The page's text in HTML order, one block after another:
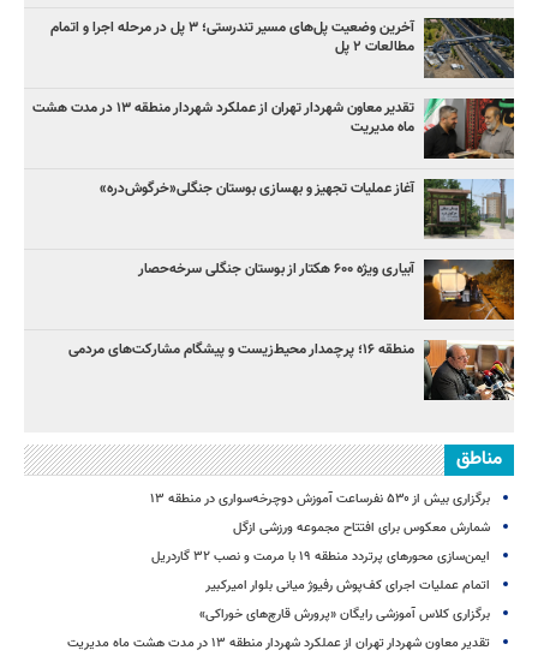
آخرین وضعیت پل‌های مسیر تندرستی؛ ۳ پل در مرحله اجرا و اتمام
مطالعات ۲ پل
تقدیر معاون شهردار تهران از عملکرد شهردار منطقه ۱۳ در مدت هشت
ماه مدیریت
آغاز عملیات تجهیز و بهسازی بوستان جنگلی«خرگوش‌دره»
آبیاری ویژه ۶۰۰ هکتار از بوستان جنگلی سرخه‌حصار
منطقه ۱۶؛ پرچمدار محیط‌زیست و پیشگام مشارکت‌های مردمی
مناطق
برگزاری بیش از ۵۳۰ نفرساعت آموزش دوچرخه‌سواری در منطقه ۱۳
شمارش معکوس برای افتتاح مجموعه ورزشی ازگل
ایمن‌سازی محورهای پرتردد منطقه ۱۹ با مرمت و نصب ۳۲ گاردریل
اتمام عملیات اجرای کف‌پوش رفیوژ میانی بلوار امیرکبیر
برگزاری کلاس آموزشی رایگان «پرورش قارچ‌های خوراکی»
تقدیر معاون شهردار تهران از عملکرد شهردار منطقه ۱۳ در مدت هشت ماه مدیریت